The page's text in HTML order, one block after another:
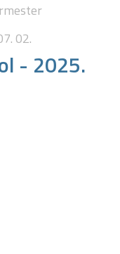
02.
- 2025.